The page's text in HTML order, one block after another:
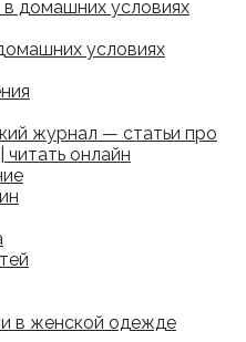
домашних условиях
условиях
журнал — статьи про
онлайн
в женской одежде